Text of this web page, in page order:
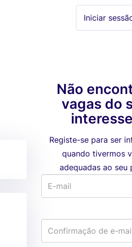
Iniciar
Não
vagas do
Registe-se para ser
quando tivermos
adequadas ao seu